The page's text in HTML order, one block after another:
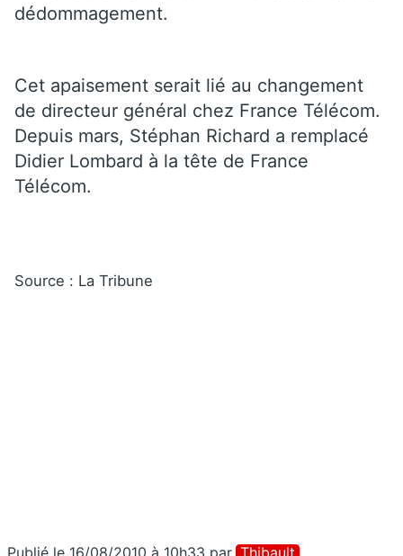
dédommagement.
Cet apaisement serait lié au changement
de directeur général chez France Télécom.
Depuis mars, Stéphan Richard a remplacé
Didier Lombard à la tête de France
Télécom.
Source : La Tribune
Publié le 16/08/2010 à 10h33 par Thibault